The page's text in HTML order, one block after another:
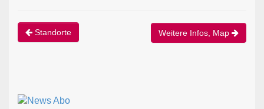
Standorte Weitere Infos, Map